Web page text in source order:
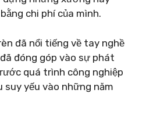
chi phí của mình.
đã nổi tiếng về tay nghề
đóng góp vào sự phát
quá trình công nghiệp
yếu vào những năm